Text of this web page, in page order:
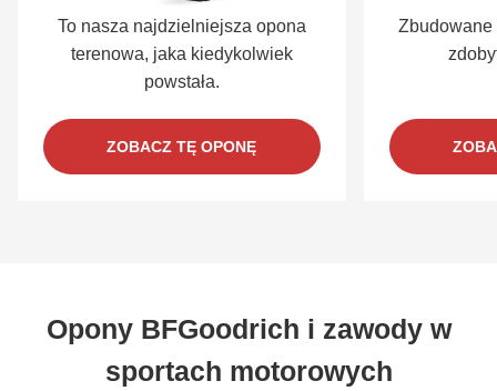
To nasza najdzielniejsza opona
terenowa, jaka kiedykolwiek
powstała.
ZOBACZ TĘ OPONĘ
Opony BFGoodrich i zawody w
sportach motorowych